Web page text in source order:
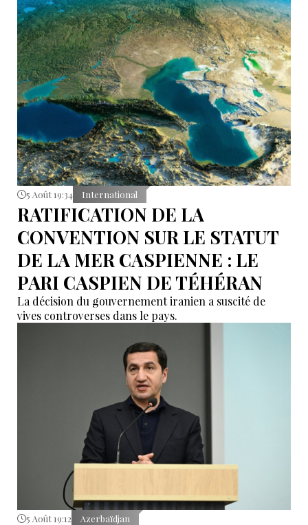
5 Août 19:34 International
RATIFICATION DE LA
CONVENTION SUR LE STATUT
DE LA MER CASPIENNE : LE
PARI CASPIEN DE TÉHÉRAN
La décision du gouvernement iranien a suscité de
vives controverses dans le pays.
5 Août 19:12 Azerbaïdjan